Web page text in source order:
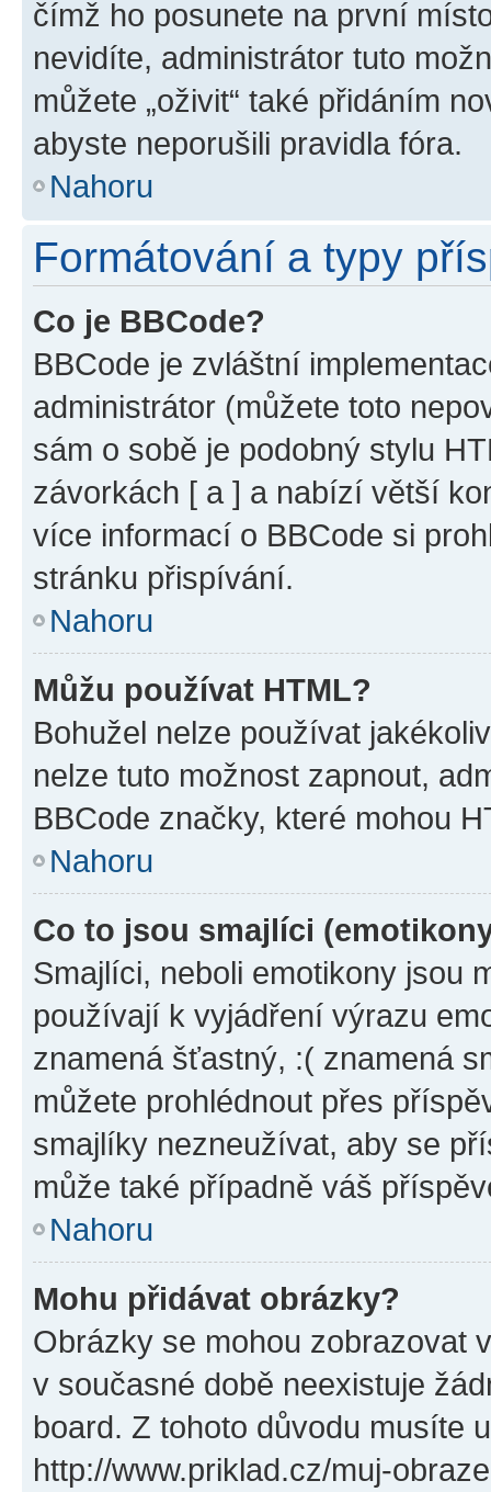
čímž ho posunete na první
nevidíte, administrátor tuto
můžete „oživit“ také přidáním
abyste neporušili pravidla fóra.
Nahoru
Formátování a typy
Co je BBCode?
BBCode je zvláštní
administrátor (můžete toto
sám o sobě je podobný stylu
závorkách [ a ] a nabízí větší
více informací o BBCode si
stránku přispívání.
Nahoru
Můžu používat HTML?
Bohužel nelze používat
nelze tuto možnost zapnout,
BBCode značky, které mohou
Nahoru
Co to jsou smajlíci
Smajlíci, neboli emotikony jsou
používají k vyjádření výrazu
znamená šťastný, :( znamená
můžete prohlédnout přes
smajlíky nezneužívat, aby se
může také případně váš
Nahoru
Mohu přidávat obrázky?
Obrázky se mohou zobrazovat
v současné době neexistuje
board. Z tohoto důvodu musíte
http://www.priklad.cz/muj-